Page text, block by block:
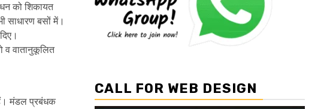
को शिकायत
साधारण बसों में।
व वातानुकूलित
मंडल प्रबंधक
CALL FOR WEB DESIGN